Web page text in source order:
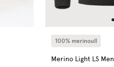
100% merinoull
Merino Light LS Men